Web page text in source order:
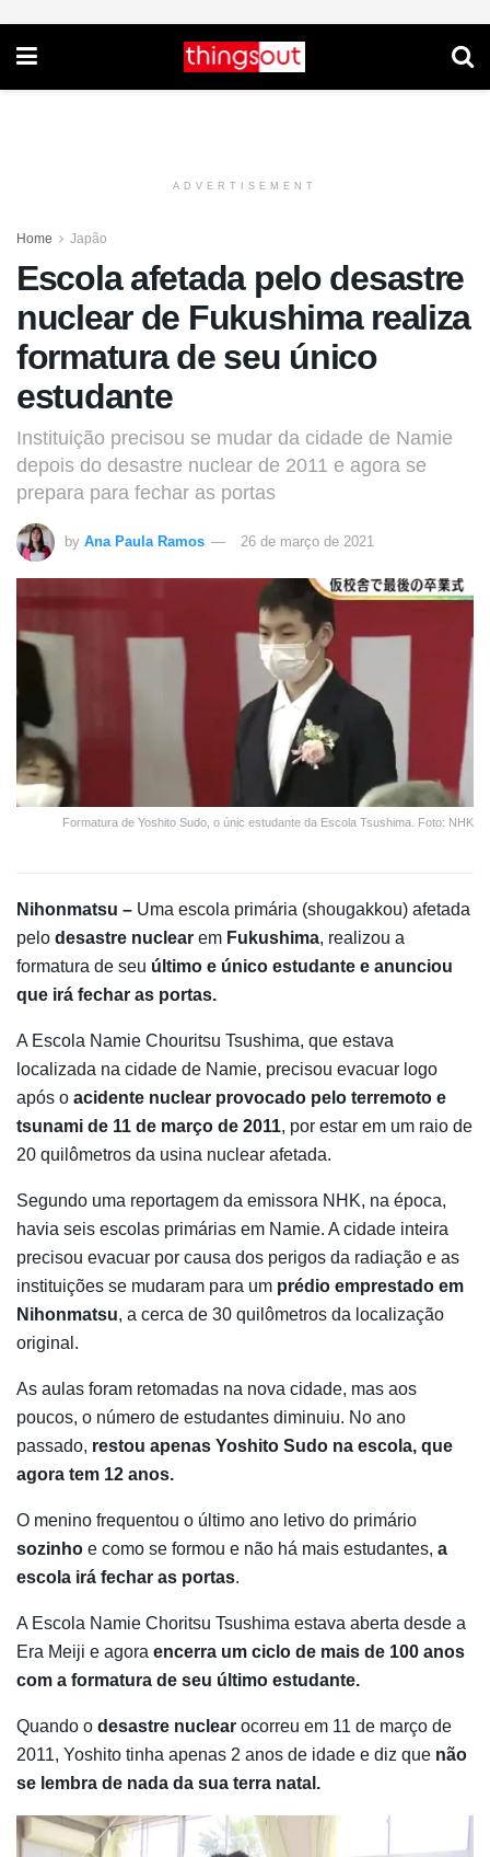
ADVERTISEMENT
Home Japão
Escola afetada pelo desastre
nuclear de Fukushima realiza
formatura de seu único
estudante
Instituição precisou se mudar da cidade de Namie
depois do desastre nuclear de 2011 e agora se
prepara para fechar as portas
by Ana Paula Ramos 26 de março de 2021
Formatura de Yoshito Sudo, o únic estudante da Escola Tsushima. Foto: NHK
Nihonmatsu – Uma escola primária (shougakkou) afetada
pelo desastre nuclear em Fukushima, realizou a
formatura de seu último e único estudante e anunciou
que irá fechar as portas.
A Escola Namie Chouritsu Tsushima, que estava
localizada na cidade de Namie, precisou evacuar logo
após o acidente nuclear provocado pelo terremoto e
tsunami de 11 de março de 2011, por estar em um raio de
20 quilômetros da usina nuclear afetada.
Segundo uma reportagem da emissora NHK, na época,
havia seis escolas primárias em Namie. A cidade inteira
precisou evacuar por causa dos perigos da radiação e as
instituições se mudaram para um prédio emprestado em
Nihonmatsu, a cerca de 30 quilômetros da localização
original.
As aulas foram retomadas na nova cidade, mas aos
poucos, o número de estudantes diminuiu. No ano
passado, restou apenas Yoshito Sudo na escola, que
agora tem 12 anos.
O menino frequentou o último ano letivo do primário
sozinho e como se formou e não há mais estudantes, a
escola irá fechar as portas.
A Escola Namie Choritsu Tsushima estava aberta desde a
Era Meiji e agora encerra um ciclo de mais de 100 anos
com a formatura de seu último estudante.
Quando o desastre nuclear ocorreu em 11 de março de
2011, Yoshito tinha apenas 2 anos de idade e diz que não
se lembra de nada da sua terra natal.